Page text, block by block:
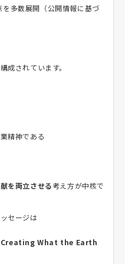
多数展開（公開情報に基づ
成されています。
精神である
を両立させる考え方が中核で
セージは
/ Creating What the Earth